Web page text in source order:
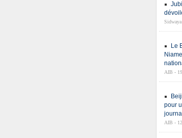
Le
AIB -
pour
AIB -